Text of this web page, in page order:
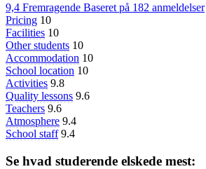
9,4 Fremragende Baseret på 182 anmeldelser
Pricing 10
Facilities 10
Other students 10
Accommodation 10
School location 10
Activities 9.8
Quality lessons 9.6
Teachers 9.6
Atmosphere 9.4
School staff 9.4
Se hvad studerende elskede mest: